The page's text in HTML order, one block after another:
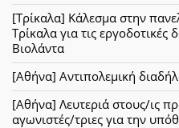
[Τρίκαλα] Κάλεσμα στην
Τρίκαλα για τις
Βιολάντα
[Αθήνα] Αντιπολεμική
[Αθήνα] Λευτεριά στους/ις
αγωνιστές/τριες για την